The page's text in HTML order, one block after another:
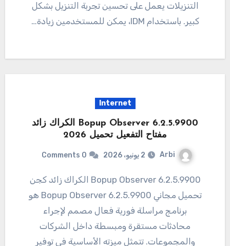
التنزيلات يعمل على تحسين تجربة التنزيل بشكل
كبير. باستخدام IDM، يمكن للمستخدمين زيادة…
Internet
Bopup Observer 6.2.5.9900 الكراك زائد
مفتاح التفعيل تحميل 2026
Arbi 2 يونيو، 2026 0 Comments
6.2.5.9900 Bopup Observer الكراك زائد كجن
تحميل مجاني 6.2.5.9900 Bopup Observer هو
برنامج مراسلة فورية فعال مصمم لإجراء
محادثات مستقرة ومبسطة داخل الشركات
والمجموعات. تتمثل ميزته الأساسية في توفير